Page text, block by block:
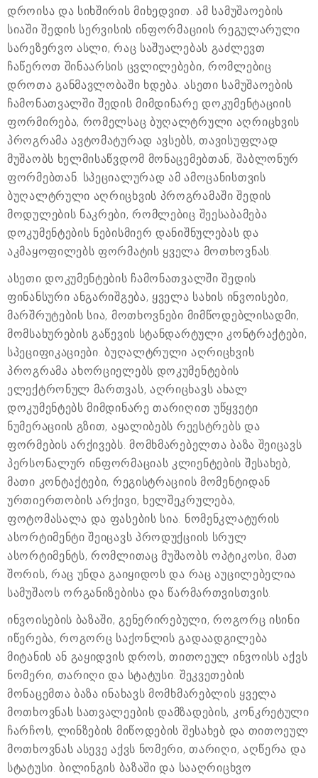
დროისა და სიხშირის მიხედვით. ამ სამუშაოების
სიაში შედის სერვისის ინფორმაციის რეგულარული
სარეზერვო ასლი, რაც საშუალებას გაძლევთ
ჩაწეროთ შინაარსის ცვლილებები, რომლებიც
დროთა განმავლობაში ხდება. ასეთი სამუშაოების
ჩამონათვალში შედის მიმდინარე დოკუმენტაციის
ფორმირება, რომელსაც ბუღალტრული აღრიცხვის
პროგრამა ავტომატურად ავსებს, თავისუფლად
მუშაობს ხელმისაწვდომ მონაცემებთან, შაბლონურ
ფორმებთან. სპეციალურად ამ ამოცანისთვის
ბუღალტრული აღრიცხვის პროგრამაში შედის
მოდულების ნაკრები, რომლებიც შეესაბამება
დოკუმენტების ნებისმიერ დანიშნულებას და
აკმაყოფილებს ფორმატის ყველა მოთხოვნას.
ასეთი დოკუმენტების ჩამონათვალში შედის
ფინანსური ანგარიშგება, ყველა სახის ინვოისები,
მარშრუტების სია, მოთხოვნები მიმწოდებლისადმი,
მომსახურების გაწევის სტანდარტული კონტრაქტები,
სპეციფიკაციები. ბუღალტრული აღრიცხვის
პროგრამა ახორციელებს დოკუმენტების
ელექტრონულ მართვას, აღრიცხავს ახალ
დოკუმენტებს მიმდინარე თარიღით უწყვეტი
ნუმერაციის გზით, აყალიბებს რეესტრებს და
ფორმების არქივებს. მომხმარებელთა ბაზა შეიცავს
პერსონალურ ინფორმაციას კლიენტების შესახებ,
მათი კონტაქტები, რეგისტრაციის მომენტიდან
ურთიერთობის არქივი, ხელშეკრულება,
ფოტომასალა და ფასების სია. ნომენკლატურის
ასორტიმენტი შეიცავს პროდუქციის სრულ
ასორტიმენტს, რომლითაც მუშაობს ოპტიკოსი, მათ
შორის, რაც უნდა გაიყიდოს და რაც აუცილებელია
სამუშაოს ორგანიზებისა და წარმართვისთვის.
ინვოისების ბაზაში, გენერირებული, როგორც ისინი
იწერება, როგორც საქონლის გადაადგილება
მიტანის ან გაყიდვის დროს, თითოეულ ინვოისს აქვს
ნომერი, თარიღი და სტატუსი. შეკვეთების
მონაცემთა ბაზა ინახავს მომხმარებლის ყველა
მოთხოვნას სათვალეების დამზადების, კონკრეტული
ჩარჩოს, ლინზების მიწოდების შესახებ და თითოეულ
მოთხოვნას ასევე აქვს ნომერი, თარიღი, აღწერა და
სტატუსი. ბილინგის ბაზაში და სააღრიცხვო